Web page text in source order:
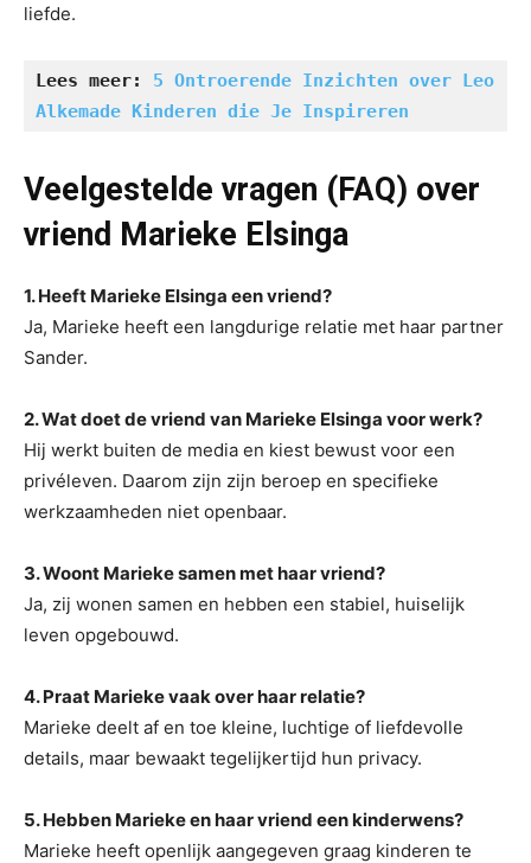
liefde.
Lees meer: 5 Ontroerende Inzichten over Leo
Alkemade Kinderen die Je Inspireren
Veelgestelde vragen (FAQ) over
vriend Marieke Elsinga
1. Heeft Marieke Elsinga een vriend?
Ja, Marieke heeft een langdurige relatie met haar partner
Sander.
2. Wat doet de vriend van Marieke Elsinga voor werk?
Hij werkt buiten de media en kiest bewust voor een
privéleven. Daarom zijn zijn beroep en specifieke
werkzaamheden niet openbaar.
3. Woont Marieke samen met haar vriend?
Ja, zij wonen samen en hebben een stabiel, huiselijk
leven opgebouwd.
4. Praat Marieke vaak over haar relatie?
Marieke deelt af en toe kleine, luchtige of liefdevolle
details, maar bewaakt tegelijkertijd hun privacy.
5. Hebben Marieke en haar vriend een kinderwens?
Marieke heeft openlijk aangegeven graag kinderen te